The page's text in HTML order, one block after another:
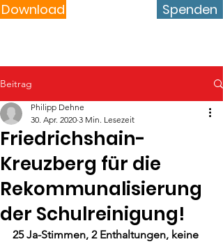
Download Spenden
Beitrag
Friedrichshain-
Kreuzberg für die
Rekommunalisierung
der Schulreinigung!
Philipp Dehne
30. Apr. 2020 3 Min. Lesezeit
25 Ja-Stimmen, 2 Enthaltungen, keine